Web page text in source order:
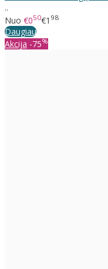
..
Nuo €050€1 98
Daugiau
Akcija -75%